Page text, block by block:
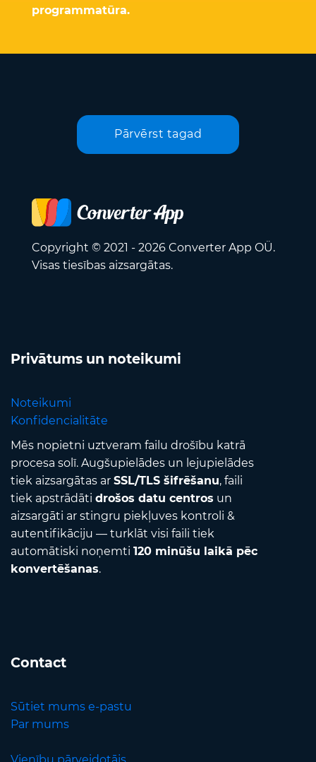
programmatūra.
Pārvērst tagad
Copyright © 2021 - 2026 Converter App OÜ.
Visas tiesības aizsargātas.
Privātums un noteikumi
Noteikumi
Konfidencialitāte
Mēs nopietni uztveram failu drošību katrā
procesa solī. Augšupielādes un lejupielādes
tiek aizsargātas ar SSL/TLS šifrēšanu, faili
tiek apstrādāti drošos datu centros un
aizsargāti ar stingru piekļuves kontroli &
autentifikāciju — turklāt visi faili tiek
automātiski noņemti 120 minūšu laikā pēc
konvertēšanas.
Contact
Sūtiet mums e-pastu
Par mums